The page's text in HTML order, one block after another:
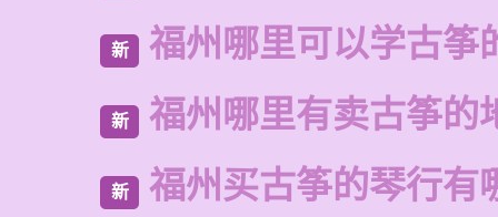
新 福州哪里可以学古筝
新 福州哪里有卖古筝的
新 福州买古筝的琴行有